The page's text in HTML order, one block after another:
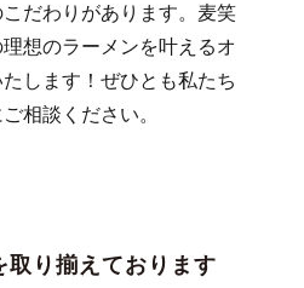
だわりがあります。麦笑
想のラーメンを叶えるオ
します！ぜひとも私たち
相談ください。
取り揃えております